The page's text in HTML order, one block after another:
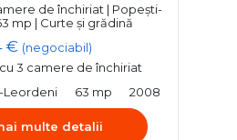
de închiriat | Popești-
mp | Curte și grădină
€ (negociabil)
3 camere de închiriat
Leordeni
63 mp 2008
multe detalii